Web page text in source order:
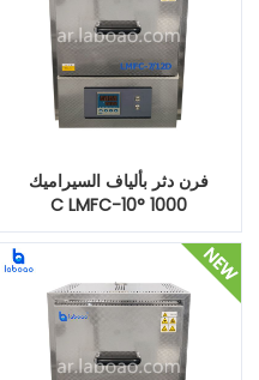
فرن دثر بألياف السيراميك
1000 °C LMFC-10